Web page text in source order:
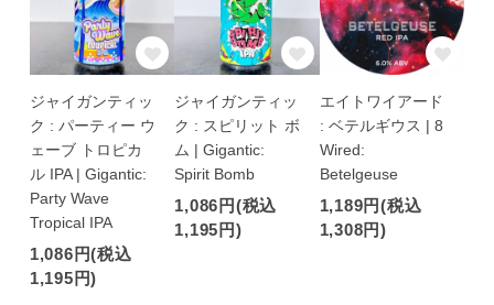
ジャイガンティッ
ク : パーティー ウ
ェーブ トロピカ
ル IPA | Gigantic:
Party Wave
Tropical IPA
1,086円(税込
1,195円)
ジャイガンティッ
ク : スピリット ボ
ム | Gigantic:
Spirit Bomb
1,086円(税込
1,195円)
エイトワイアード
: ベテルギウス | 8
Wired:
Betelgeuse
1,189円(税込
1,308円)